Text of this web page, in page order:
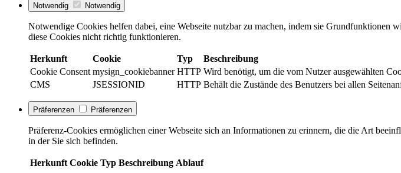
Notwendig Notwendig
Notwendige Cookies helfen dabei, eine Webseite nutzbar zu machen, indem sie
diese Cookies nicht richtig funktionieren.
Herkunft Cookie Typ Beschreibung
Cookie Consent mysign_cookiebanner HTTP Wird benötigt, um die vom Nutzer ausgewählten
CMS
JSESSIONID HTTP Behält die Zustände des Benutzers bei allen
Präferenzen Präferenzen
Präferenz-Cookies ermöglichen einer Webseite sich an Informationen zu erinnern, die die Art
in der Sie sich befinden.
Herkunft Cookie Typ Beschreibung Ablauf